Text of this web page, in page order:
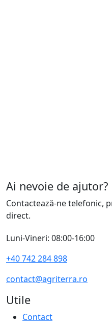
Ai nevoie de ajutor?
Contactează-ne telefonic,
direct.
Luni-Vineri: 08:00-16:00
+40 742 284 898
contact@agriterra.ro
Utile
Contact